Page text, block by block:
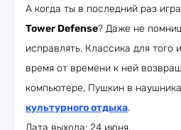
А когда ты в последний раз
Tower Defense? Даже не
исправлять. Классика для того
время от времени к ней
компьютере, Пушкин в
культурного отдыха.
Дата выхода: 24 июня.